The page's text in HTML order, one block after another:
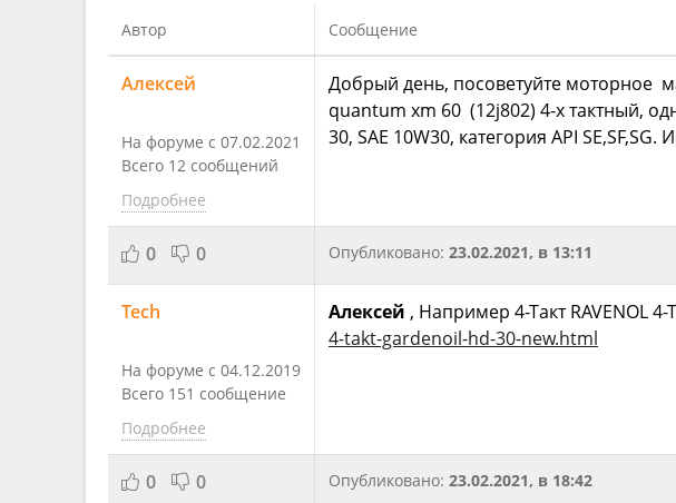
Автор Сообщение
Алексей
На форуме с 07.02.2021
Всего 12 сообщений
Подробнее
Добрый день, посоветуйте моторное
quantum xm 60 (12j802) 4-х тактный,
30, SAE 10W30, категория API
0 0 Опубликовано: 23.02.2021, в 13:11
Tech
На форуме с 04.12.2019
Всего 151 сообщение
Подробнее
Алексей , Например 4-Такт RAVENOL
4-takt-gardenoil-hd-30-new.html
0 0 Опубликовано: 23.02.2021, в 18:42